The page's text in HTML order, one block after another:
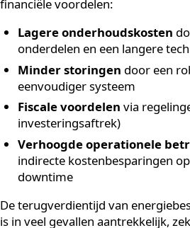
Moderne PCM-koeling op basis
verbruikt slechts een fractie
koelinstallaties nodig hebben.
directe en substantiële impact
op de CO2-uitstoot van de
Naast de directe
financiële voordelen:
Lagere onderhoudskosten
onderdelen en een langere
Minder storingen
door
eenvoudiger systeem